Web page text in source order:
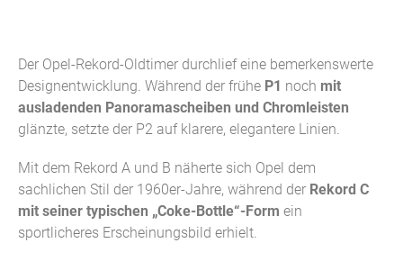
Der Opel-Rekord-Oldtimer durchlief eine bemerkenswerte
Designentwicklung. Während der frühe P1 noch mit
ausladenden Panoramascheiben und Chromleisten
glänzte, setzte der P2 auf klarere, elegantere Linien.
Mit dem Rekord A und B näherte sich Opel dem
sachlichen Stil der 1960er-Jahre, während der Rekord C
mit seiner typischen „Coke-Bottle“-Form ein
sportlicheres Erscheinungsbild erhielt.